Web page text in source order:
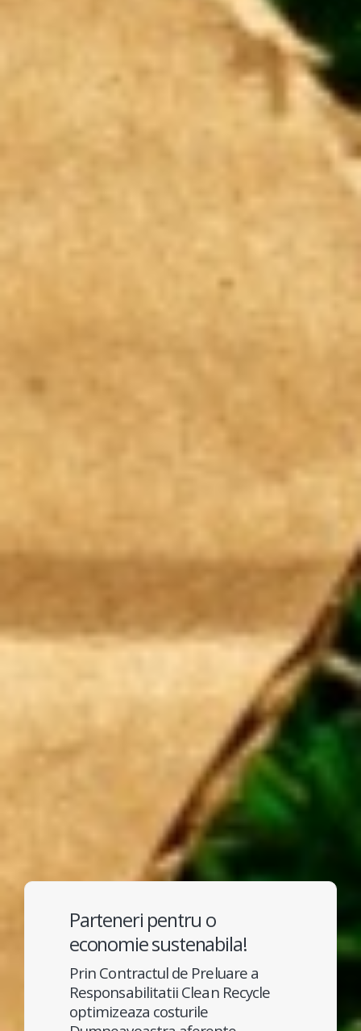
Parteneri pentru o
economie sustenabila!
Prin Contractul de Preluare a
Responsabilitatii Clean Recycle
optimizeaza costurile